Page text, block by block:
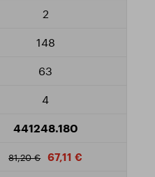
2
148
63
4
441248.180
81,20 € 67,11 €